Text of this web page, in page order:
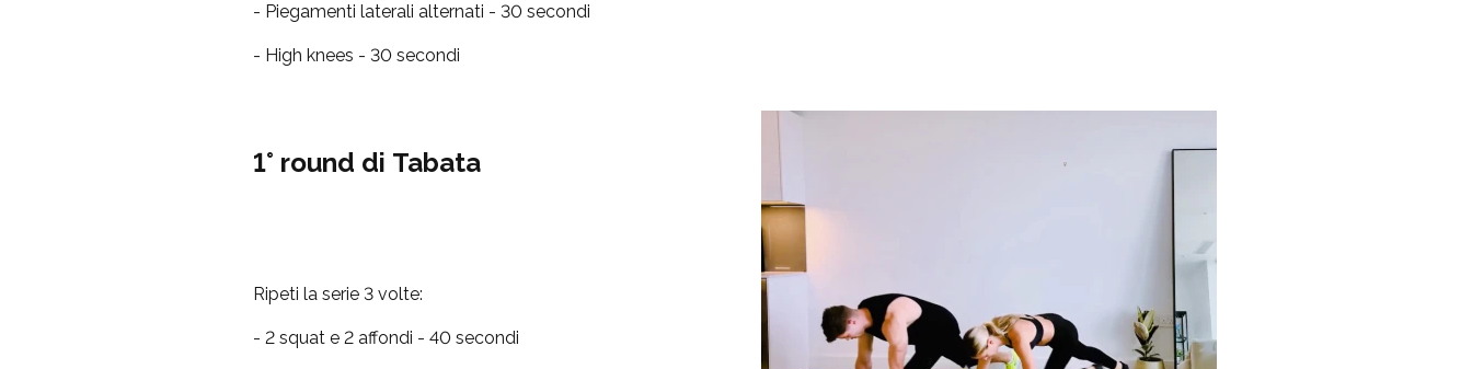
- Piegamenti laterali alternati - 30 secondi
- High knees - 30 secondi
1° round di Tabata
Ripeti la serie 3 volte:
- 2 squat e 2 affondi - 40 secondi